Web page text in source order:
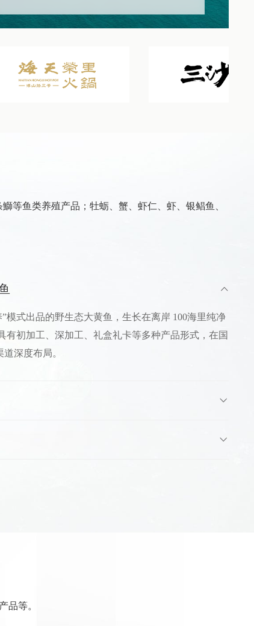
等鱼类养殖产品；牡蛎、蟹、虾仁、虾、银鲳鱼、
模式出品的野生态大黄鱼，生长在离岸 100海里纯净
有初加工、深加工、礼盒礼卡等多种产品形式，在国
深度布局。
品等。